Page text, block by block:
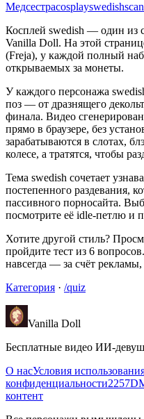
Медсестраcosplayswedish
Косплей swedish — один из
Vanilla Doll. На этой
(Freja), у каждой полный
открываемых за монеты.
У каждого персонажа
поз — от дразнящего
финала. Видео
прямо в браузере, без
зарабатываются в слотах,
колесе, а тратятся, чтобы
Тема swedish сочетает
постепенного раздевания,
пассивного порносайта.
посмотрите её idle-петлю и
Хотите другой стиль?
пройдите тест из 6
навсегда — за счёт рекламы,
Категория · /quiz
Vanilla Doll
Бесплатные видео ИИ-
О насУсловия
конфиденциальности2257
контент